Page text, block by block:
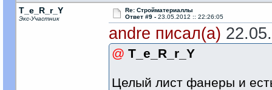
T_e_R_r_Y
Экс-Участник
Re: Стройматериаллы
Ответ #9 - 23.05.2012 :: 22:26:05
andre писал(а)
@ T_e_R_r_Y
Целый лист фанеры и